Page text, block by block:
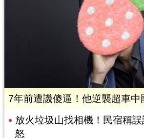
7年前遭譏傻逼！他逆襲超車中
放火垃圾山找相機！民宿稱
怒